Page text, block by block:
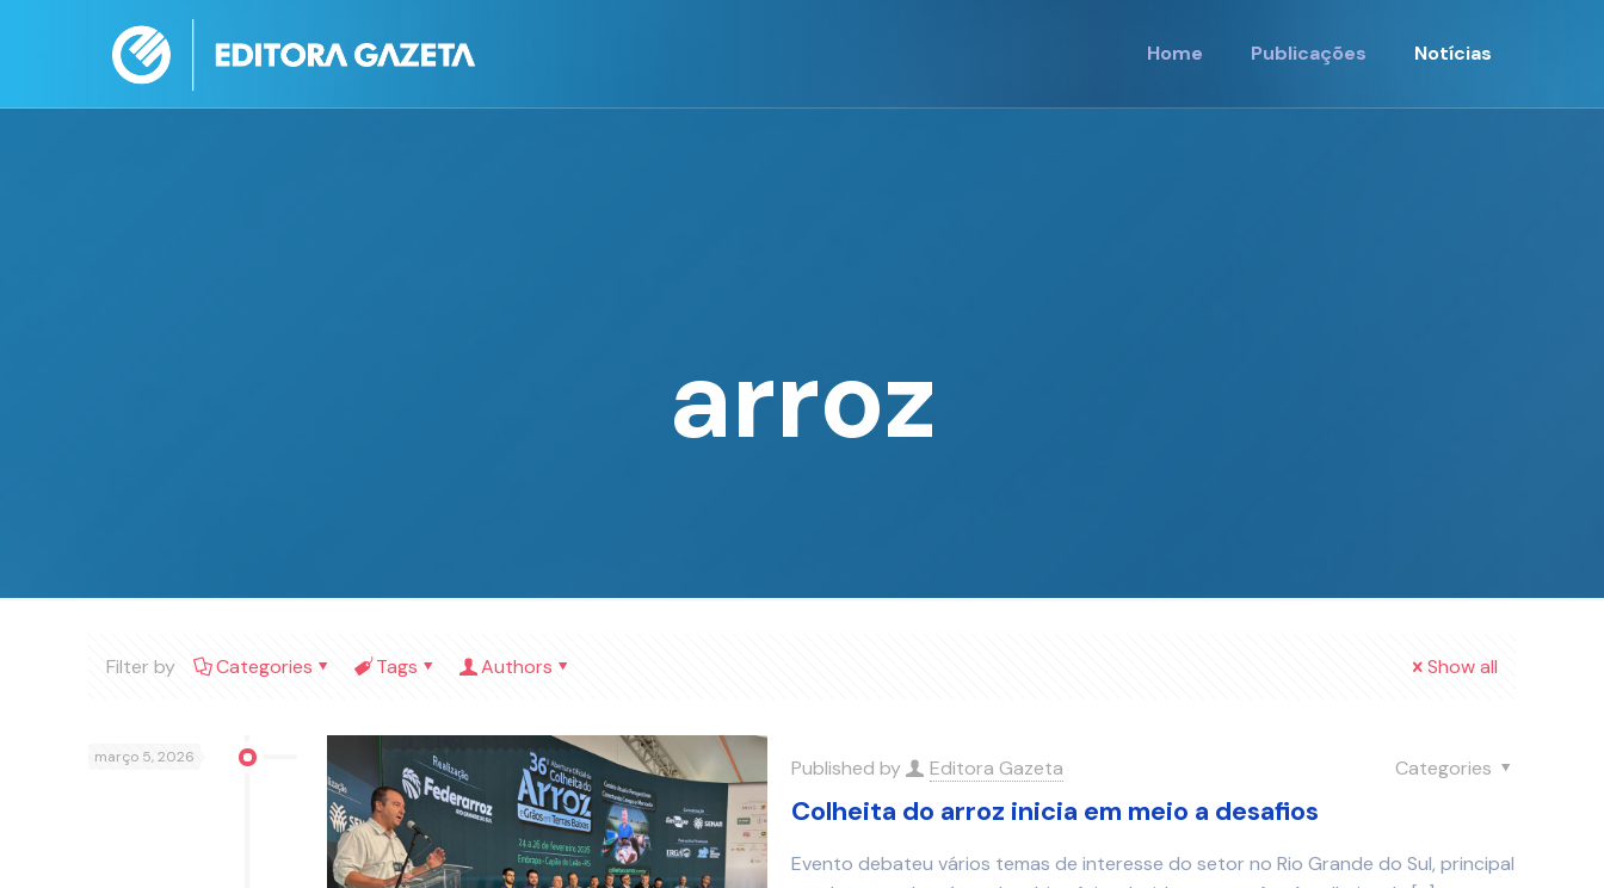
Home Publicações Notícias
arroz
Filter by Categories Tags Authors Show all
março 5, 2026 Published by Editora Gazeta Categories
Colheita do arroz inicia em meio a desafios
Evento debateu vários temas de interesse do setor no Rio Grande do Sul, principal